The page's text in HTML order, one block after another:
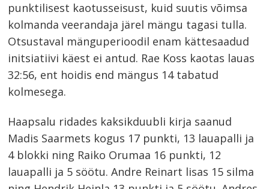
punktilisest kaotusseisust, kuid suutis võimsa
kolmanda veerandaja järel mängu tagasi tulla.
Otsustaval mänguperioodil enam kättesaadud
initsiatiivi käest ei antud. Rae Koss kaotas lauas
32:56, ent hoidis end mängus 14 tabatud
kolmesega.
Haapsalu ridades kaksikduubli kirja saanud
Madis Saarmets kogus 17 punkti, 13 lauapalli ja
4 blokki ning Raiko Orumaa 16 punkti, 12
lauapalli ja 5 söötu. Andre Reinart lisas 15 silma